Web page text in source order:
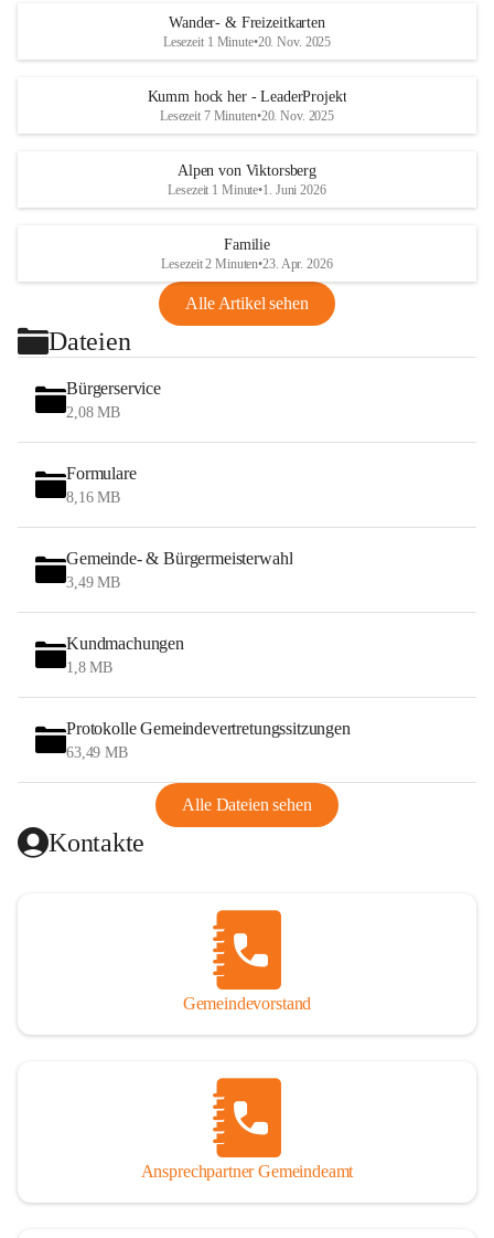
Wander- & Freizeitkarten
Lesezeit 1 Minute•20. Nov. 2025
Kumm hock her - LeaderProjekt
Lesezeit 7 Minuten•20. Nov. 2025
Alpen von Viktorsberg
Lesezeit 1 Minute•1. Juni 2026
Familie
Lesezeit 2 Minuten•23. Apr. 2026
Alle Artikel sehen
Dateien
Bürgerservice
2,08 MB
Formulare
8,16 MB
Gemeinde- & Bürgermeisterwahl
3,49 MB
Kundmachungen
1,8 MB
Protokolle Gemeindevertretungssitzungen
63,49 MB
Alle Dateien sehen
Kontakte
Gemeindevorstand
Ansprechpartner Gemeindeamt